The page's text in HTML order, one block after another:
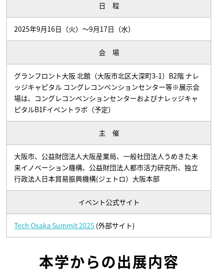
日 程
2025年9月16日（火）～9月17日（水）
会 場
グランフロント大阪 北館（大阪市北区大深町3-1）B2階 ナレ
ッジキャピタル コングレコンベンションセンター等※展示会
場は、コングレコンベンションセンターおよびナレッジキャ
ピタルB1Fイベントラボ（予定）
主 催
大阪市、公益財団法人大阪産業局、一般社団法人うめきた未
来イノベーション機構、公益財団法人都市活力研究所、独立
行政法人日本貿易振興機構(ジェトロ）大阪本部
イベント公式サイト
Tech Osaka Summit 2025 (外部サイト)
本学からの出展内容